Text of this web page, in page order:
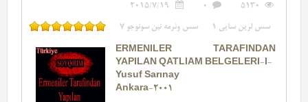
5130
0
2015/7/19
سس لرین سایی 1 سس وئرمه نین سونوجو 7
ERMENILER TARAFINDAN
YAPILAN QATLIAM BELGELERI-I-
Yusuf Sarınay
Ankara-2001